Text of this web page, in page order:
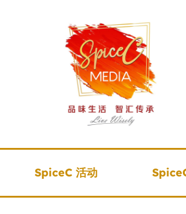
SpiceC 活动